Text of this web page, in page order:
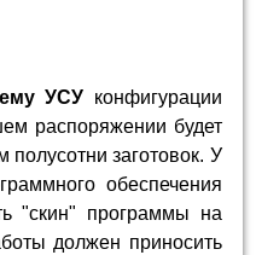
УСУ конфигурации
распоряжении будет
заготовок. У
обеспечения
"скин" программы на
должен приносить